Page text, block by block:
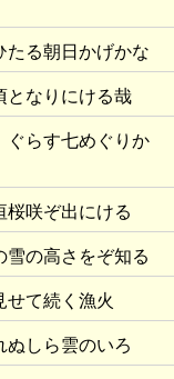
たる朝日かげかな
となりにける哉
ぐらす七めぐりか
桜咲ぞ出にける
雪の高さをぞ知る
せて続く漁火
ぬしら雲のいろ